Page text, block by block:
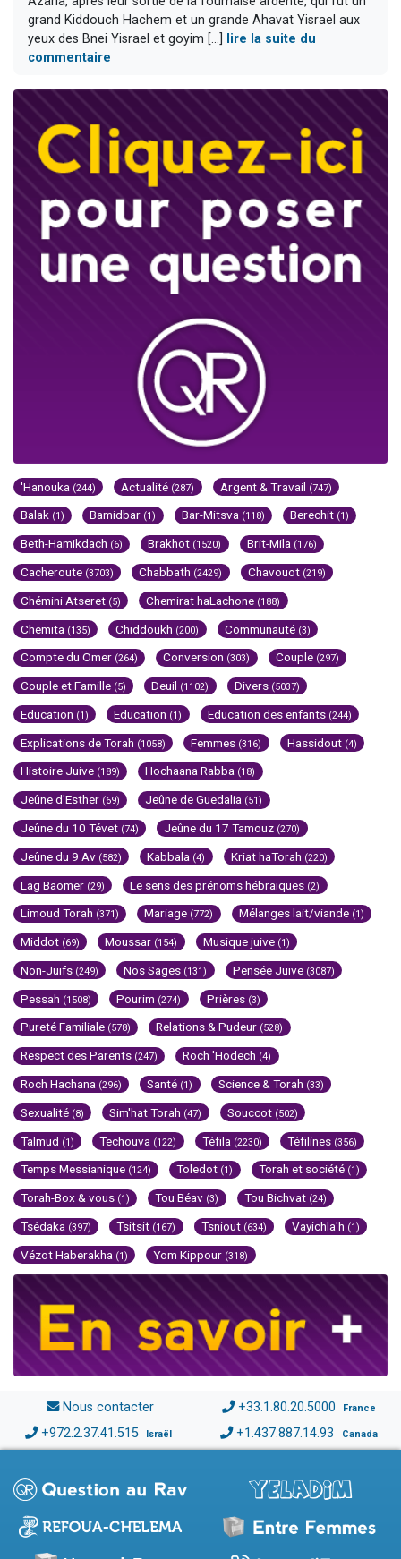
grand Kiddouch Hachem et un grande Ahavat Yisrael aux
yeux des Bnei Yisrael et goyim [...]
lire la suite du
commentaire
'Hanouka (244) Actualité (287) Argent & Travail (747)
Balak (1) Bamidbar (1) Bar-Mitsva (118) Berechit (1)
Beth-Hamikdach (6) Brakhot (1520) Brit-Mila (176)
Cacheroute (3703) Chabbath (2429) Chavouot (219)
Chémini Atseret (5) Chemirat haLachone (188)
Chemita (135) Chiddoukh (200) Communauté (3)
Compte du Omer (264) Conversion (303) Couple (297)
Couple et Famille (5) Deuil (1102) Divers (5037)
Education (1) Education (1) Education des enfants (244)
Explications de Torah (1058) Femmes (316) Hassidout (4)
Histoire Juive (189) Hochaana Rabba (18)
Jeûne d'Esther (69) Jeûne de Guedalia (51)
Jeûne du 10 Tévet (74) Jeûne du 17 Tamouz (270)
Jeûne du 9 Av (582) Kabbala (4) Kriat haTorah (220)
Lag Baomer (29) Le sens des prénoms hébraïques (2)
Limoud Torah (371) Mariage (772) Mélanges lait/viande (1)
Middot (69) Moussar (154) Musique juive (1)
Non-Juifs (249) Nos Sages (131) Pensée Juive (3087)
Pessah (1508) Pourim (274) Prières (3)
Pureté Familiale (578) Relations & Pudeur (528)
Respect des Parents (247) Roch 'Hodech (4)
Roch Hachana (296) Santé (1) Science & Torah (33)
Sexualité (8) Sim'hat Torah (47) Souccot (502)
Talmud (1) Techouva (122) Téfila (2230) Téfilines (356)
Temps Messianique (124) Toledot (1) Torah et société (1)
Torah-Box & vous (1) Tou Béav (3) Tou Bichvat (24)
Tsédaka (397) Tsitsit (167) Tsniout (634) Vayichla'h (1)
Vézot Haberakha (1) Yom Kippour (318)
Nous contacter +33.1.80.20.5000 France
+972.2.37.41.515 Israël +1.437.887.14.93 Canada